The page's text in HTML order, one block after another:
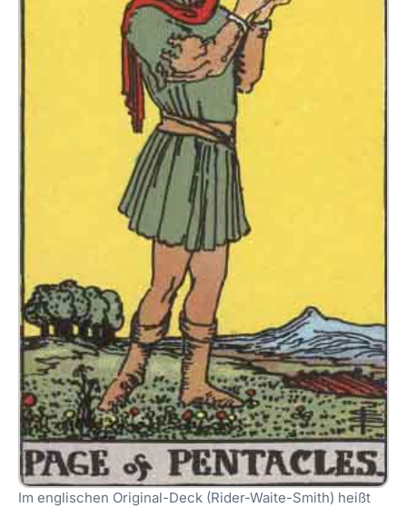
Im englischen Original-Deck (Rider-Waite-Smith) heißt